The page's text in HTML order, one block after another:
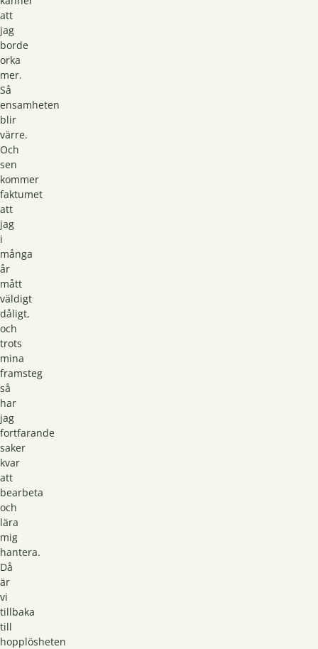
att
jag
borde
orka
mer.
Så
ensamheten
blir
värre.
Och
sen
kommer
faktumet
att
jag
i
många
år
mått
väldigt
dåligt,
och
trots
mina
framsteg
så
har
jag
fortfarande
saker
kvar
att
bearbeta
och
lära
mig
hantera.
Då
är
vi
tillbaka
till
hopplösheten